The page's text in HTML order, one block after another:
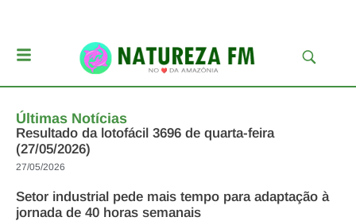
Últimas Notícias
Resultado da lotofácil 3696 de quarta-feira
(27/05/2026)
27/05/2026
Setor industrial pede mais tempo para adaptação à
jornada de 40 horas semanais